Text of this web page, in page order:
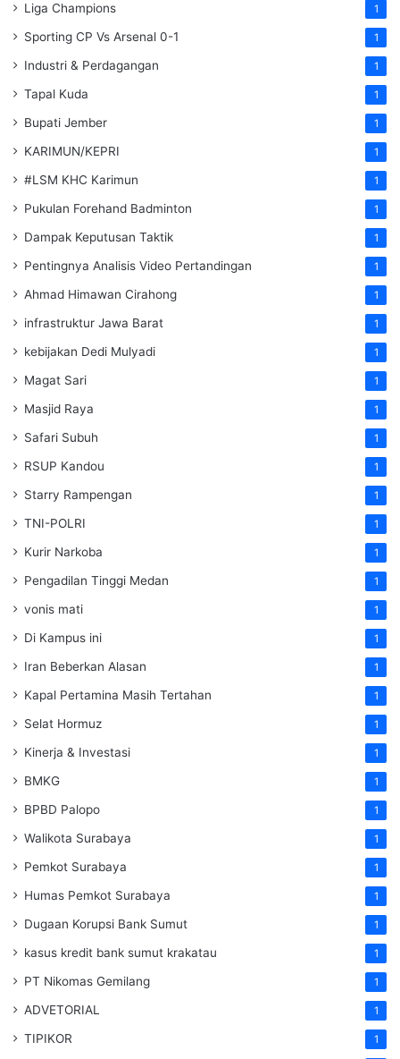
Liga Champions 1
Sporting CP Vs Arsenal 0-1 1
Industri & Perdagangan 1
Tapal Kuda 1
Bupati Jember 1
KARIMUN/KEPRI 1
#LSM KHC Karimun 1
Pukulan Forehand Badminton 1
Dampak Keputusan Taktik 1
Pentingnya Analisis Video Pertandingan 1
Ahmad Himawan Cirahong 1
infrastruktur Jawa Barat 1
kebijakan Dedi Mulyadi 1
Magat Sari 1
Masjid Raya 1
Safari Subuh 1
RSUP Kandou 1
Starry Rampengan 1
TNI-POLRI 1
Kurir Narkoba 1
Pengadilan Tinggi Medan 1
vonis mati 1
Di Kampus ini 1
Iran Beberkan Alasan 1
Kapal Pertamina Masih Tertahan 1
Selat Hormuz 1
Kinerja & Investasi 1
BMKG 1
BPBD Palopo 1
Walikota Surabaya 1
Pemkot Surabaya 1
Humas Pemkot Surabaya 1
Dugaan Korupsi Bank Sumut 1
kasus kredit bank sumut krakatau 1
PT Nikomas Gemilang 1
ADVETORIAL 1
TIPIKOR 1